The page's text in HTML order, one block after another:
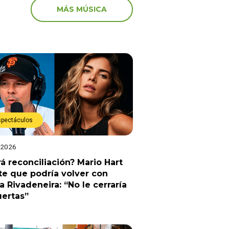
MÁS MÚSICA
reconciliación? Mario Hart
que podría volver con
Rivadeneira: “No le cerraría